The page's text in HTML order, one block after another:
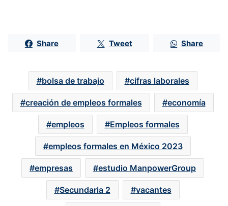
Share Tweet Share
bolsa de trabajo cifras laborales
creación de empleos formales economía
empleos Empleos formales
empleos formales en México 2023
empresas estudio ManpowerGroup
Secundaria 2 vacantes